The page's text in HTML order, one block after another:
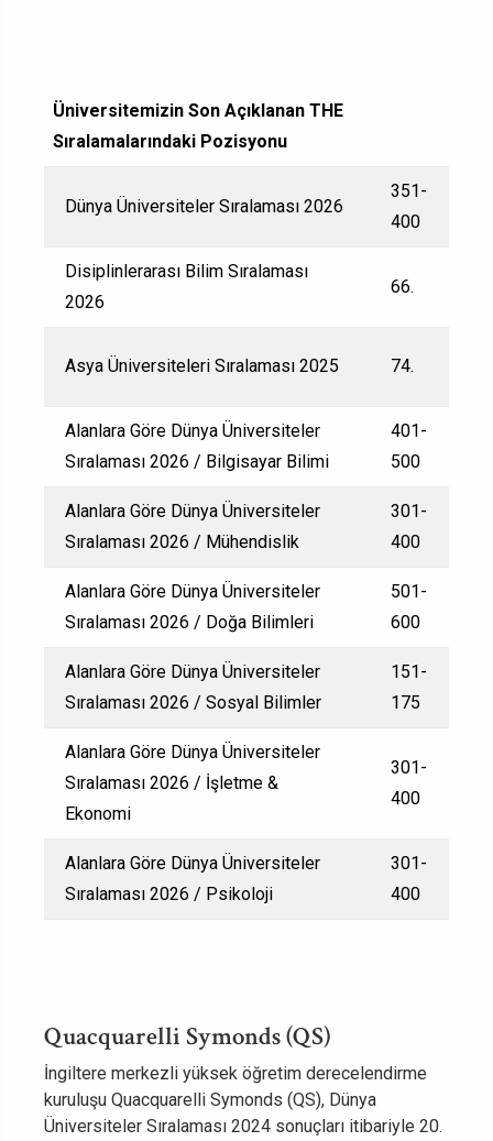
Üniversitemizin Son Açıklanan THE
Sıralamalarındaki Pozisyonu
Dünya Üniversiteler Sıralaması 2026
351-
400
Disiplinlerarası Bilim Sıralaması
2026
66.
Asya Üniversiteleri Sıralaması 2025 74.
Alanlara Göre Dünya Üniversiteler
Sıralaması 2026 / Bilgisayar Bilimi
401-
500
Alanlara Göre Dünya Üniversiteler
Sıralaması 2026 / Mühendislik
301-
400
Alanlara Göre Dünya Üniversiteler
Sıralaması 2026 / Doğa Bilimleri
501-
600
Alanlara Göre Dünya Üniversiteler
Sıralaması 2026 / Sosyal Bilimler
151-
175
Alanlara Göre Dünya Üniversiteler
Sıralaması 2026 / İşletme &
Ekonomi
301-
400
Alanlara Göre Dünya Üniversiteler
Sıralaması 2026 / Psikoloji
301-
400
Quacquarelli Symonds (QS)
İngiltere merkezli yüksek öğretim derecelendirme
kuruluşu Quacquarelli Symonds (QS), Dünya
Üniversiteler Sıralaması 2024 sonuçları itibariyle 20.